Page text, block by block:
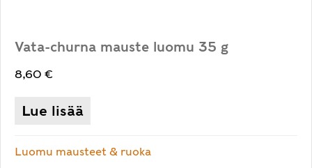
Vata-churna mauste luomu 35 g
8,60 €
Lue lisää
Luomu mausteet & ruoka